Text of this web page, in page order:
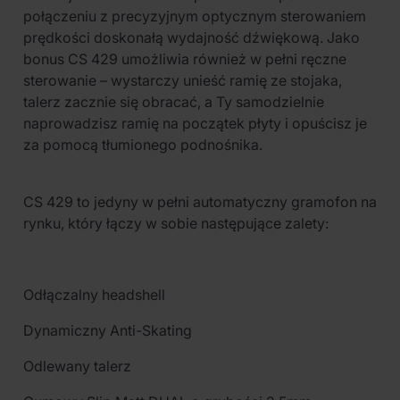
połączeniu z precyzyjnym optycznym sterowaniem
prędkości doskonałą wydajność dźwiękową. Jako
bonus CS 429 umożliwia również w pełni ręczne
sterowanie – wystarczy unieść ramię ze stojaka,
talerz zacznie się obracać, a Ty samodzielnie
naprowadzisz ramię na początek płyty i opuścisz je
za pomocą tłumionego podnośnika.
CS 429 to jedyny w pełni automatyczny gramofon na
rynku, który łączy w sobie następujące zalety:
Odłączalny headshell
Dynamiczny Anti-Skating
Odlewany talerz